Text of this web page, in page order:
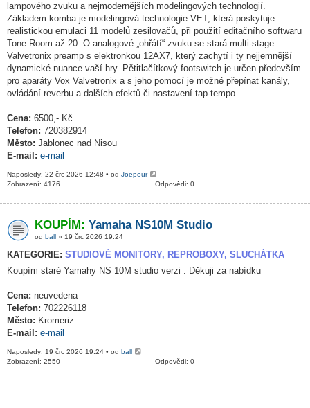
lampového zvuku a nejmodernějších modelingových technologií.
Základem komba je modelingová technologie VET, která poskytuje
realistickou emulaci 11 modelů zesilovačů, při použití editačního softwaru
Tone Room až 20. O analogové „ohřátí“ zvuku se stará multi-stage
Valvetronix preamp s elektronkou 12AX7, který zachytí i ty nejjemnější
dynamické nuance vaší hry. Pětitlačítkový footswitch je určen především
pro aparáty Vox Valvetronix a s jeho pomocí je možné přepínat kanály,
ovládání reverbu a dalších efektů či nastavení tap-tempo.
Cena: 6500,- Kč
Telefon: 720382914
Město: Jablonec nad Nisou
E-mail: e-mail
Naposledy: 22 črc 2026 12:48 • od Joepour
Odpovědi: 0
Zobrazení: 4176
KOUPÍM: Yamaha NS10M Studio
od ball » 19 črc 2026 19:24
KATEGORIE: STUDIOVÉ MONITORY, REPROBOXY, SLUCHÁTKA
Koupím staré Yamahy NS 10M studio verzi . Děkuji za nabídku
Cena: neuvedena
Telefon: 702226118
Město: Kromeriz
E-mail: e-mail
Naposledy: 19 črc 2026 19:24 • od ball
Odpovědi: 0
Zobrazení: 2550